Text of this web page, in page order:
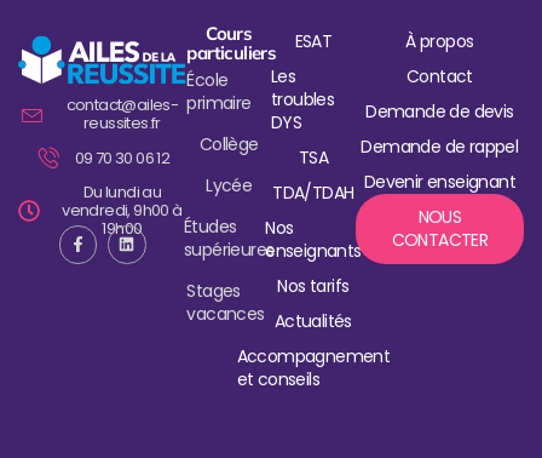
contact@ailes-
reussites.fr
09 70 30 06 12
Du lundi au
vendredi, 9h00 à
19h00
Cours
particuliers
École
primaire
Collège
Lycée
Études
supérieures
Stages
vacances
ESAT
Les
troubles
DYS
TSA
TDA/TDAH
Nos
enseignants
Nos tarifs
Actualités
Accompagnement
et conseils
À propos
Contact
Demande de devis
Demande de rappel
Devenir enseignant
NOUS
CONTACTER